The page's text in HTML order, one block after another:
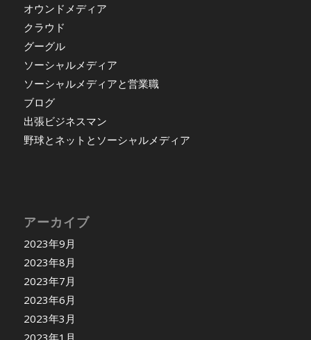
オウンドメディア
クラウド
グーグル
ソーシャルメディア
ソーシャルメディアと営業職
ブログ
出張ビジネスマン
野球とネットとソーシャルメディア
アーカイブ
2023年9月
2023年8月
2023年7月
2023年6月
2023年3月